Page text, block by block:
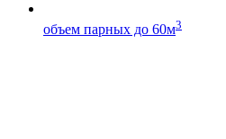
объем парных до 60м3